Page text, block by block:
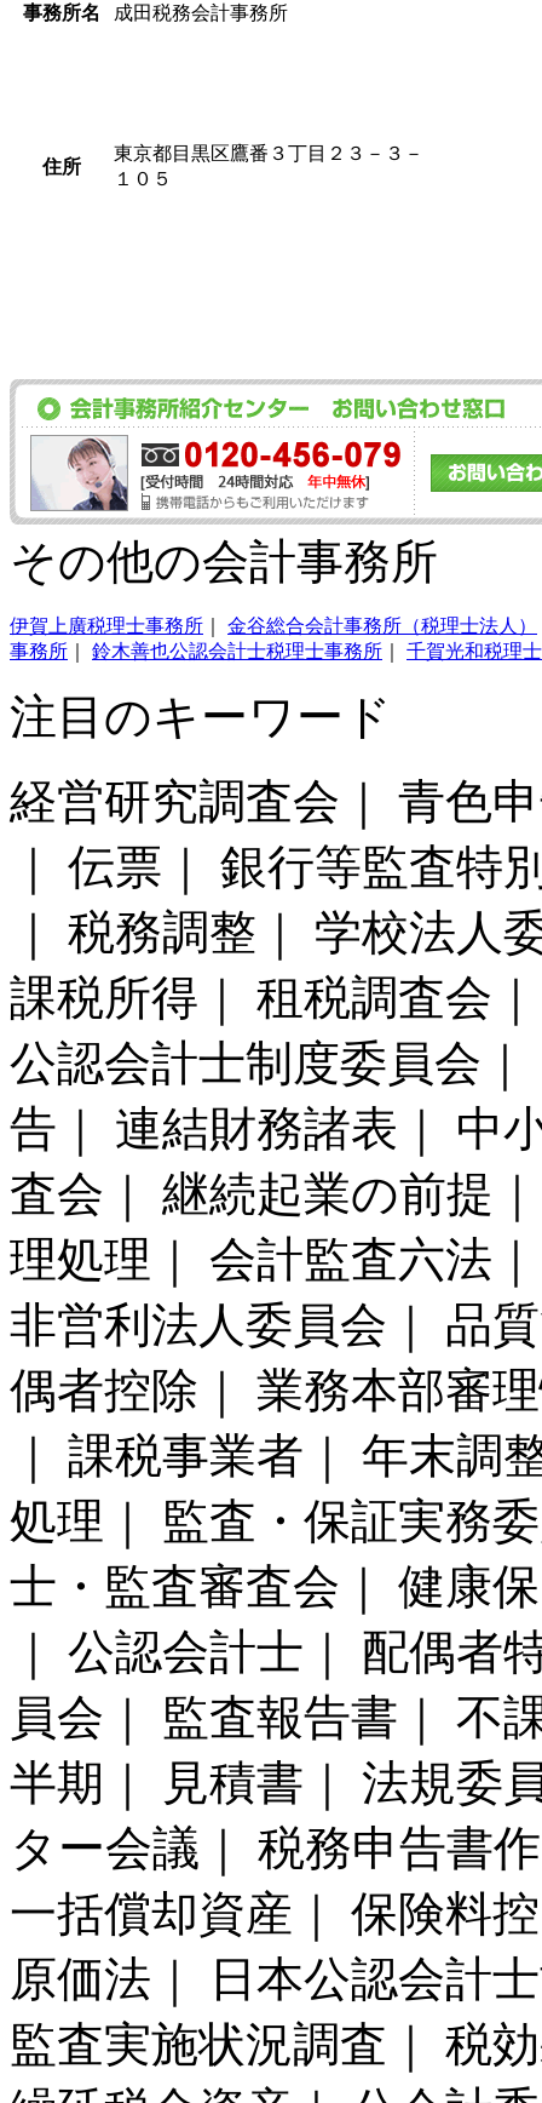
事務所名 成田税務会計事務所
住所
東京都目黒区鷹番３丁目２３－３－
１０５
その他の会計事務所
伊賀上廣税理士事務所 金谷総合会計事務所（税理士法人）
事務所
鈴木善也公認会計士税理士事務所 千賀光和税理
注目のキーワード
経営研究調査会｜ 青色
｜ 伝票｜ 銀行等監査特
｜ 税務調整｜ 学校法
課税所得｜ 租税調査会
公認会計士制度委員会
告｜ 連結財務諸表｜ 中
査会｜ 継続起業の前提
理処理｜ 会計監査六法
非営利法人委員会｜ 品
偶者控除｜ 業務本部審
｜ 課税事業者｜ 年末調
処理｜ 監査・保証実務
士・監査審査会｜ 健康
｜ 公認会計士｜ 配偶者
員会｜ 監査報告書｜ 不
半期｜ 見積書｜ 法規委
ター会議｜ 税務申告書
一括償却資産｜ 保険料
原価法｜ 日本公認会計
監査実施状況調査｜ 税